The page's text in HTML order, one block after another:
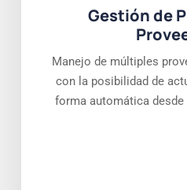
Gestión de
Manejo de múltiples
con la posibilidad de
forma automática desde